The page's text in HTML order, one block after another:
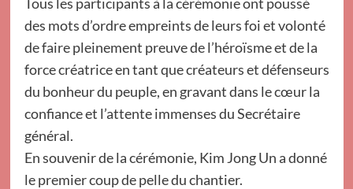
des mots d’ordre empreints de leurs foi et volonté
de faire pleinement preuve de l’héroïsme et de la
force créatrice en tant que créateurs et défenseurs
du bonheur du peuple, en gravant dans le cœur la
confiance et l’attente immenses du Secrétaire
général.
En souvenir de la cérémonie, Kim Jong Un a donné
le premier coup de pelle du chantier.